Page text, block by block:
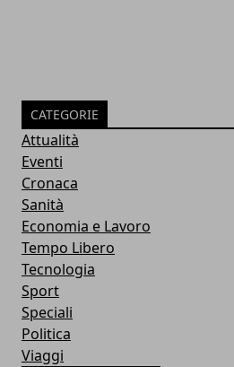
CATEGORIE
Attualità
Eventi
Cronaca
Sanità
Economia e Lavoro
Tempo Libero
Tecnologia
Sport
Speciali
Politica
Viaggi